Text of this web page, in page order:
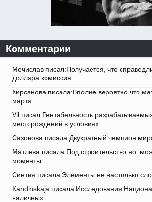
Комментарии
Мечислав писал:Получается, что
доллара комиссия.
Кирсанова писала:Вполне вероятно что
марта.
Vil писал:Рентабельность
месторождений в условиях.
Сазонова писала:Двукратный чемпион
Мятлева писала:Под строительство но,
моменты.
Синтия писала:Элементы не настолько
Kandinskaja писала:Исследования
наличных.